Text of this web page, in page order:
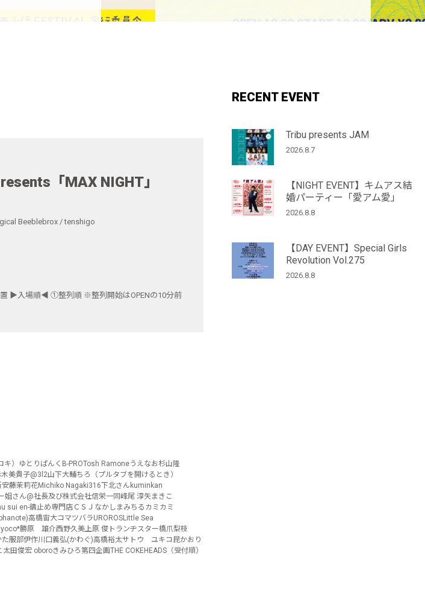
「MAX NIGHT」
Beeblebrox/tenshigo
置 ▶︎入場順◀︎ ①整列順 ※整列開始はOPENの10分前
） ゆとりぱんく B-PROTosh Ramoneうえなお杉山隆
美貴子@3l2山下大輔ちろ（プルタブを開けるとき）
安藤茉莉花Michiko Nagaki316下北さん kuminkan
姐さん@社長及び株式会社信栄一同峰尾 淳矢まきこ
sui en-錆止め専門店ＣＳＪ なかしまみちる カミカミ
高橋宙大コマツバラUROROSLittle Sea
勝原 雄介西野久美上原 俊 トランヂスター橋爪梨枝
た服部伊作川口義弘(かわぐ)高橋裕太サトウ ユキコ昆かおり
太田俊宏 oboroきみひろ第四企画THE COKEHEADS （受付順）
RECENT EVENT
Tribu presents JAM
2026.8.7
【NIGHT EVENT】キムアス結
婚パーティー「愛アム愛」
2026.8.8
【DAY EVENT】Special Girls
Revolution Vol.275
2026.8.8